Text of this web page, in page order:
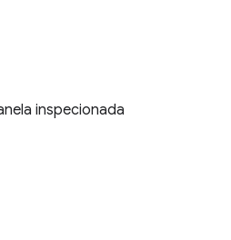
inspecionada